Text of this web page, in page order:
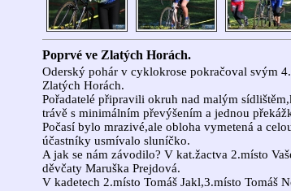
Poprvé ve Zlatých Horách.
Oderský pohár v cyklokrose pokračoval svým
Zlatých Horách.
Pořadatelé připravili okruh nad malým
trávě s minimálním převýšením a jednou
Počasí bylo mrazivé,ale obloha vymetená a
účastníky usmívalo sluníčko.
A jak se nám závodilo? V kat.žactva 2.místo
děvčaty Maruška Prejdová.
V kadetech 2.místo Tomáš Jakl,3.místo Tomáš